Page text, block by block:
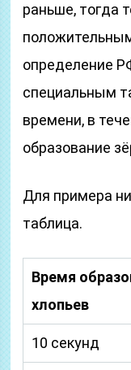
раньше, тогда
определение
специальным
времени, в
образование
Для примера
таблица.
Время
хлопьев
10 секунд